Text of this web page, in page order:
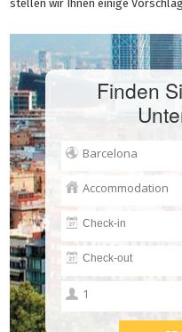
stellen wir Ihnen einige
Finden